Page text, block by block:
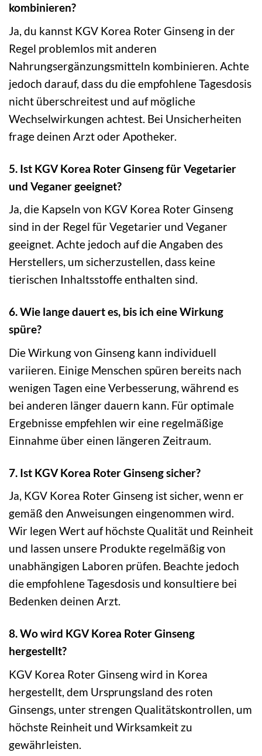
kombinieren?
Ja, du kannst KGV Korea Roter Ginseng in der
Regel problemlos mit anderen
Nahrungsergänzungsmitteln kombinieren. Achte
jedoch darauf, dass du die empfohlene Tagesdosis
nicht überschreitest und auf mögliche
Wechselwirkungen achtest. Bei Unsicherheiten
frage deinen Arzt oder Apotheker.
5. Ist KGV Korea Roter Ginseng für Vegetarier
und Veganer geeignet?
Ja, die Kapseln von KGV Korea Roter Ginseng
sind in der Regel für Vegetarier und Veganer
geeignet. Achte jedoch auf die Angaben des
Herstellers, um sicherzustellen, dass keine
tierischen Inhaltsstoffe enthalten sind.
6. Wie lange dauert es, bis ich eine Wirkung
spüre?
Die Wirkung von Ginseng kann individuell
variieren. Einige Menschen spüren bereits nach
wenigen Tagen eine Verbesserung, während es
bei anderen länger dauern kann. Für optimale
Ergebnisse empfehlen wir eine regelmäßige
Einnahme über einen längeren Zeitraum.
7. Ist KGV Korea Roter Ginseng sicher?
Ja, KGV Korea Roter Ginseng ist sicher, wenn er
gemäß den Anweisungen eingenommen wird.
Wir legen Wert auf höchste Qualität und Reinheit
und lassen unsere Produkte regelmäßig von
unabhängigen Laboren prüfen. Beachte jedoch
die empfohlene Tagesdosis und konsultiere bei
Bedenken deinen Arzt.
8. Wo wird KGV Korea Roter Ginseng
hergestellt?
KGV Korea Roter Ginseng wird in Korea
hergestellt, dem Ursprungsland des roten
Ginsengs, unter strengen Qualitätskontrollen, um
höchste Reinheit und Wirksamkeit zu
gewährleisten.